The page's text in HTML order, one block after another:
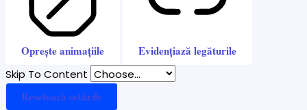
Oprește animațiile Evidențiază legăturile
Skip To Content
Resetează setările